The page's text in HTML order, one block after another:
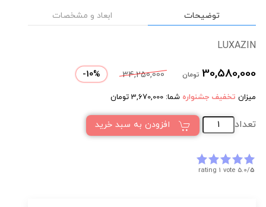
توضیحات ابعاد و مشخصات
LUXAZIN
30,580,000 تومان 34,250,000
10%
-
میزان تخفیف جشنواره شما: 3,670,000 تومان
تعداد افزودن به سبد خرید
5.0/5
rating 1 vote